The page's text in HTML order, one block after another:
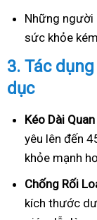
Những người
sức khỏe
3. Tác
dục
Kéo Dài
yêu lên đến
khỏe mạnh
Chống Rối
kích thước